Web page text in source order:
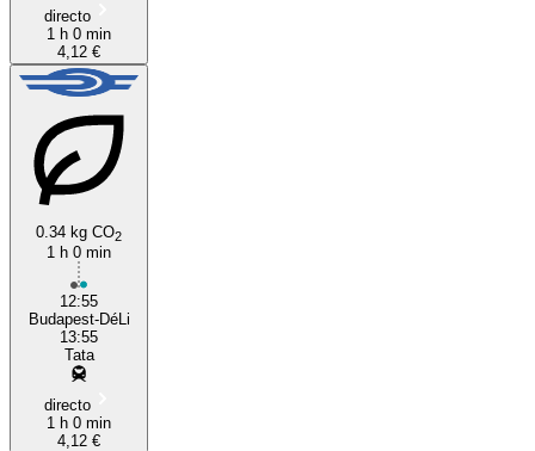
directo
1 h 0 min
4,12 €
0.34 kg CO2
1 h 0 min
12:55
Budapest-DéLi
13:55
Tata
directo
1 h 0 min
4,12 €